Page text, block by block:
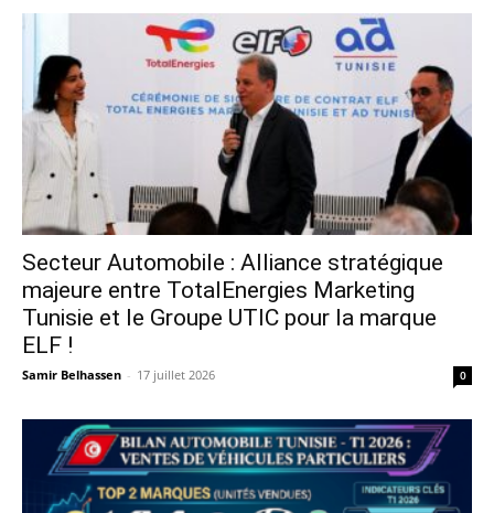
Secteur Automobile : Alliance stratégique
majeure entre TotalEnergies Marketing
Tunisie et le Groupe UTIC pour la marque
ELF !
Samir Belhassen - 17 juillet 2026 0